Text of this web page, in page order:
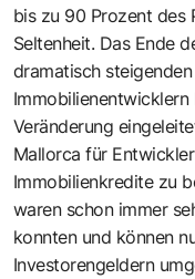
bis zu 90 Prozent des
Seltenheit. Das Ende
dramatisch
Veränderung
Mallorca für
Immobilienkredite zu
waren schon immer
konnten und können
Investorengeldern